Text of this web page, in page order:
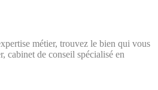
métier, trouvez le bien qui vous
cabinet de conseil spécialisé en